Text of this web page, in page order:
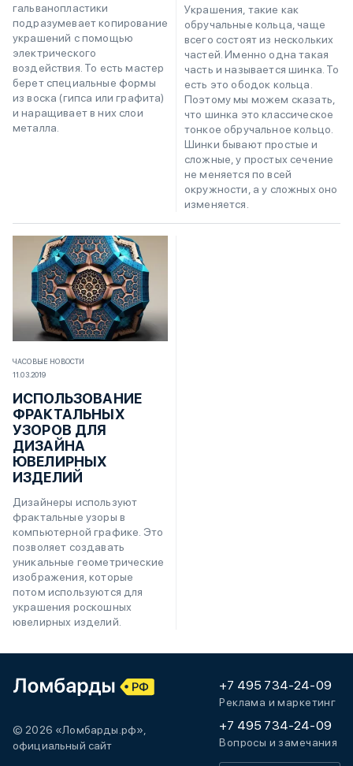
гальванопластики
подразумевает копирование
украшений с помощью
электрического
воздействия. То есть мастер
берет специальные формы
из воска (гипса или графита)
и наращивает в них слои
металла.
Украшения, такие как
обручальные кольца, чаще
всего состоят из нескольких
частей. Именно одна такая
часть и называется шинка. То
есть это ободок кольца.
Поэтому мы можем сказать,
что шинка это классическое
тонкое обручальное кольцо.
Шинки бывают простые и
сложные, у простых сечение
не меняется по всей
окружности, а у сложных оно
изменяется.
ЧАСОВЫЕ НОВОСТИ
11.03.2019
ИСПОЛЬЗОВАНИЕ
ФРАКТАЛЬНЫХ
УЗОРОВ ДЛЯ
ДИЗАЙНА
ЮВЕЛИРНЫХ
ИЗДЕЛИЙ
Дизайнеры используют
фрактальные узоры в
компьютерной графике. Это
позволяет создавать
уникальные геометрические
изображения, которые
потом используются для
украшения роскошных
ювелирных изделий.
© 2026 «Ломбарды.рф»,
официальный сайт
+7 495 734-24-09
Реклама и маркетинг
+7 495 734-24-09
Вопросы и замечания